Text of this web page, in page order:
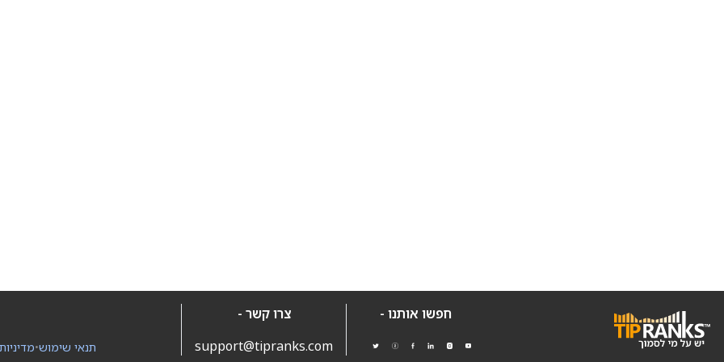
חפשו אותנו -
צרו קשר -
support@tipranks.com
•תנאי שימוש